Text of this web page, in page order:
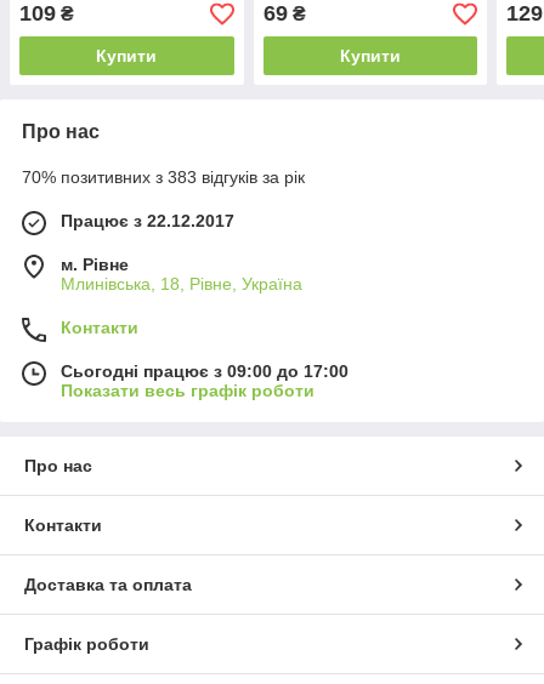
109 ₴
Купити
69₴
Купити
129
Про нас
70% позитивних з 383 відгуків за рік
Працює з 22.12.2017
м. Рівне
Млинівська, 18, Рівне, Україна
Контакти
Сьогодні працює з 09:00 до 17:00
Показати весь графік роботи
Про нас
Контакти
Доставка та оплата
Графік роботи